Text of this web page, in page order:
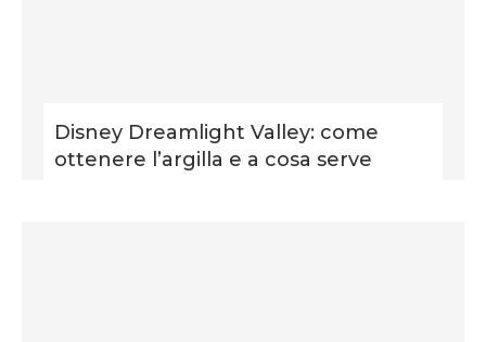
Disney Dreamlight Valley: come
ottenere l’argilla e a cosa serve